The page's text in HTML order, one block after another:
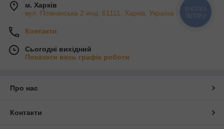
м. Харків
вул. Познанська 2 инд. 61111, Харків, Україна
Контакти
Сьогодні вихідний
Показати весь графік роботи
Про нас
Контакти
КНОПКА
ЗВ'ЯЗКУ